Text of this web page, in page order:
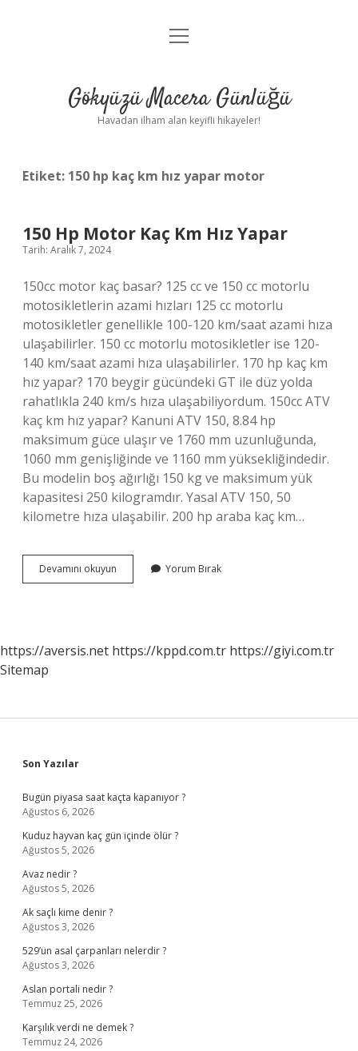
Anasayfa
Yasal Uyarı
menüyü
Gökyüzü Macera Günlüğü
Havadan ilham alan keyifli hikayeler!
Etiket: 150 hp kaç km hız yapar motor
150 Hp Motor Kaç Km Hız Yapar
Tarih: Aralık 7, 2024
150cc motor kaç basar? 125 cc ve 150 cc motorlu
motosikletlerin azami hızları 125 cc motorlu
motosikletler genellikle 100-120 km/saat azami hıza
ulaşabilirler. 150 cc motorlu motosikletler ise 120-
140 km/saat azami hıza ulaşabilirler. 170 hp kaç km
hız yapar? 170 beygir gücündeki GT ile düz yolda
rahatlıkla 240 km/s hıza ulaşabiliyordum. 150cc ATV
kaç km hız yapar? Kanuni ATV 150, 8.84 hp
maksimum güce ulaşır ve 1760 mm uzunluğunda,
1060 mm genişliğinde ve 1160 mm yüksekliğindedir.
Bu modelin boş ağırlığı 150 kg ve maksimum yük
kapasitesi 250 kilogramdır. Yasal ATV 150, 50
kilometre hıza ulaşabilir. 200 hp araba kaç km…
Devamını okuyun
Hp
Yapar
Yorum Bırak
https://aversis.net https://kppd.com.tr https://giyi.com.tr
Sitemap
Sidebar
Son Yazılar
Bugün piyasa saat kaçta kapanıyor ?
Ağustos 6, 2026
Kuduz hayvan kaç gün içinde ölür ?
Ağustos 5, 2026
Avaz nedir ?
Ağustos 5, 2026
Ak saçlı kime denir ?
Ağustos 3, 2026
529’un asal çarpanları nelerdir ?
Ağustos 3, 2026
Aslan portali nedir ?
Temmuz 25, 2026
Karşılık verdi ne demek ?
Temmuz 24, 2026